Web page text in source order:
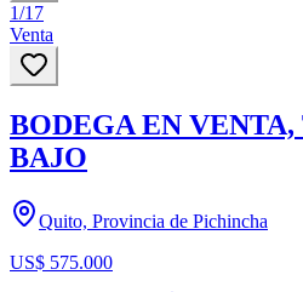
1/17
Venta
BODEGA EN
BAJO
Quito, Provincia de Pichincha
US$ 575.000